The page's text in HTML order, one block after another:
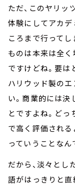
ただ、このヤリッ
体験にしてアカ
ころまで行って
ものは本来は全
ですけどね。要は
ハリウッド製の
い。商業的には決
とですよね。ど
で高く評価される
っていうことなん
だから、淡々とし
語がはっきりと直